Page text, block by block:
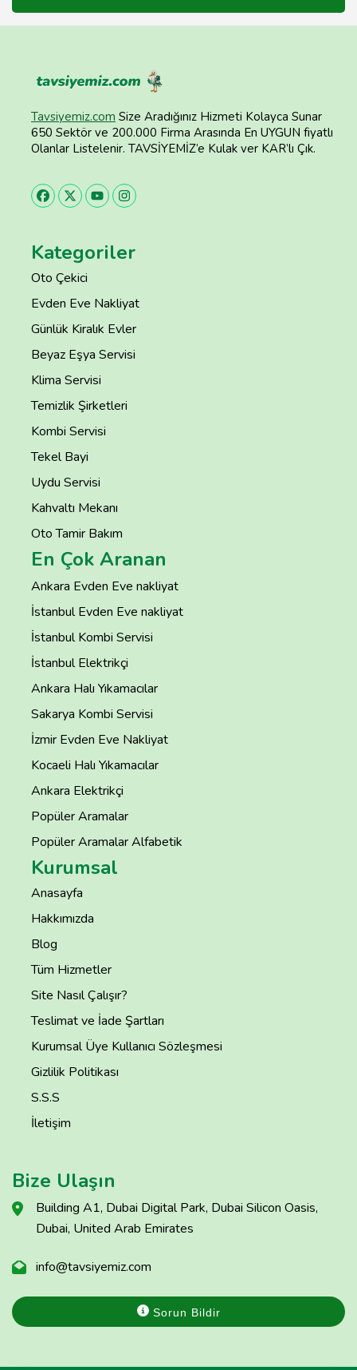
Tavsiyemiz.com Size Aradığınız Hizmeti Kolayca Sunar
650 Sektör ve 200.000 Firma Arasında En UYGUN fiyatlı
Olanlar Listelenir. TAVSİYEMİZ’e Kulak ver KAR’lı Çık.
Kategoriler
Oto Çekici
Evden Eve Nakliyat
Günlük Kiralık Evler
Beyaz Eşya Servisi
Klima Servisi
Temizlik Şirketleri
Kombi Servisi
Tekel Bayi
Uydu Servisi
Kahvaltı Mekanı
Oto Tamir Bakım
En Çok Aranan
Ankara Evden Eve nakliyat
İstanbul Evden Eve nakliyat
İstanbul Kombi Servisi
İstanbul Elektrikçi
Ankara Halı Yıkamacılar
Sakarya Kombi Servisi
İzmir Evden Eve Nakliyat
Kocaeli Halı Yıkamacılar
Ankara Elektrikçi
Popüler Aramalar
Popüler Aramalar Alfabetik
Kurumsal
Anasayfa
Hakkımızda
Blog
Tüm Hizmetler
Site Nasıl Çalışır?
Teslimat ve İade Şartları
Kurumsal Üye Kullanıcı Sözleşmesi
Gizlilik Politikası
S.S.S
İletişim
Bize Ulaşın
Building A1, Dubai Digital Park, Dubai Silicon Oasis,
Dubai, United Arab Emirates
info@tavsiyemiz.com
Sorun Bildir